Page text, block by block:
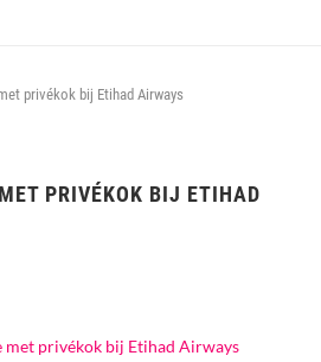
privékok bij Etihad Airways
PRIVÉKOK BIJ ETIHAD